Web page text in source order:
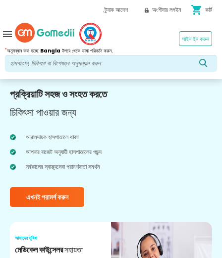
ট্র্যাক আদেশ অংশীদার লগইন shopping_cart কার্ট
*অনুসন্ধান করা হচ্ছে Bangla উপরে থেকে ভাষা পরিবর্তন করুন.
সাইন ইন করুন
menu
প্রক্রিয়াটি সহজ ও সংহত করতে
চিকিৎসা পাওয়ার জন্য
আরামদায়ক হাসপাতালে থাকা
আপনার বাজেট অনুযায়ী হাসপাতালের পছন্দ
সর্বকালের স্বাস্থ্যসেবা পরামর্শদাতা সমর্থন
এখনই পরামর্শ করুন
আমাদের সুবিধা
মেডিকেল কাউন্সেলরসহায়তা